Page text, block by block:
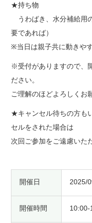
★持ち物
うわばき、水分補給用
要であれば）
※当日は親子共に動きや
※受付がありますので、
ださい。
ご理解のほどよろしくお
★キャンセル待ちの方も
セルをされた場合は
次回ご参加をご遠慮いた
開催日 2025/
開催時間 10:00-